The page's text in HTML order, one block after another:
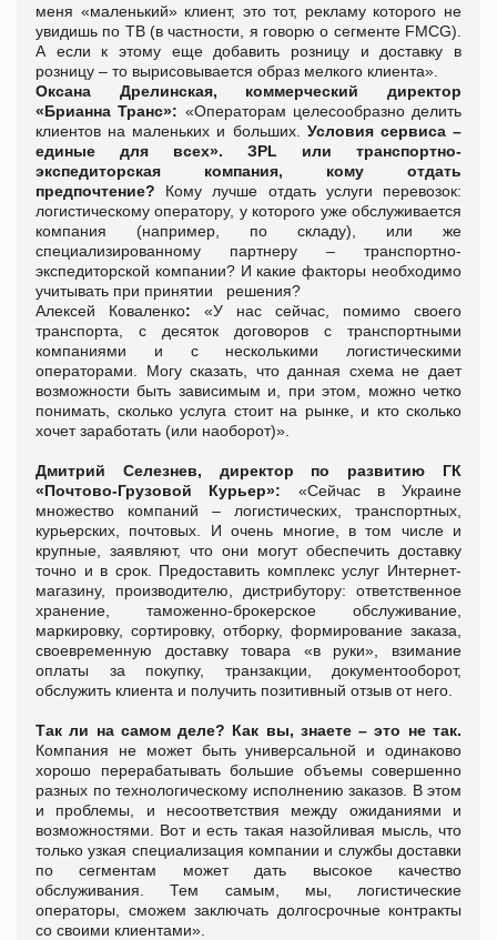
меня «маленький» клиент, это тот, рекламу которого не
увидишь по ТВ (в частности, я говорю о сегменте FMCG).
А если к этому еще добавить розницу и доставку в
розницу – то вырисовывается образ мелкого клиента».
Оксана Дрелинская,
коммерческий директор
«Брианна Транс»: «Операторам целесообразно делить
клиентов на маленьких и больших. Условия сервиса –
единые для всех». ЗPL
или транспортно-
экспедиторская компания, кому отдать
предпочтение?
Кому лучше отдать услуги перевозок:
логистическому оператору, у которого уже обслуживается
компания (например, по складу), или же
специализированному партнеру – транспортно-
экспедиторской компании? И какие факторы необходимо
учитывать при принятии решения?
Алексей Коваленко: «У нас сейчас, помимо своего
транспорта, с десяток договоров с транспортными
компаниями и с несколькими логистическими
операторами. Могу сказать, что данная схема не дает
возможности быть зависимым и, при этом, можно четко
понимать, сколько услуга стоит на рынке, и кто сколько
хочет заработать (или наоборот)».
Дмитрий Селезнев,
директор по развитию ГК
«Почтово-Грузовой Курьер»: «Сейчас в Украине
множество компаний – логистических, транспортных,
курьерских, почтовых. И очень многие, в том числе и
крупные, заявляют, что они могут обеспечить доставку
точно и в срок. Предоставить комплекс услуг Интернет-
магазину, производителю, дистрибутору: ответственное
хранение, таможенно-брокерское обслуживание,
маркировку, сортировку, отборку, формирование заказа,
своевременную доставку товара «в руки», взимание
оплаты за покупку, транзакции, документооборот,
обслужить клиента и получить позитивный отзыв от него.
Так ли на самом деле? Как вы, знаете – это не так.
Компания не может быть универсальной и одинаково
хорошо перерабатывать большие объемы совершенно
разных по технологическому исполнению заказов. В этом
и проблемы, и несоответствия между ожиданиями и
возможностями.
Вот и есть такая назойливая мысль, что
только узкая специализация компании и службы доставки
по сегментам может дать высокое качество
обслуживания. Тем самым, мы, логистические
операторы, сможем заключать долгосрочные контракты
со своими клиентами».